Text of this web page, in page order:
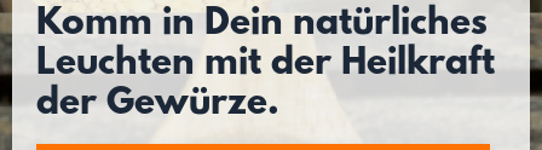
Komm in Dein natürliches
Leuchten mit der Heilkraft
der Gewürze.